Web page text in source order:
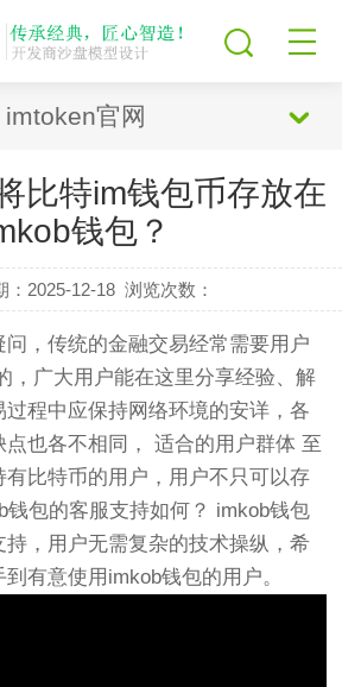
imtoken官网
比特im钱包币存放在
钱包？
：2025-12-18 浏览次数：
，传统的金融交易经常需要用户
，广大用户能在这里分享经验、解
程中应保持网络环境的安详，各
也各不相同， 适合的用户群体 至
有比特币的用户，用户不只可以存
钱包的客服支持如何？ imkob钱包
，用户无需复杂的技术操纵，希
有意使用imkob钱包的用户。